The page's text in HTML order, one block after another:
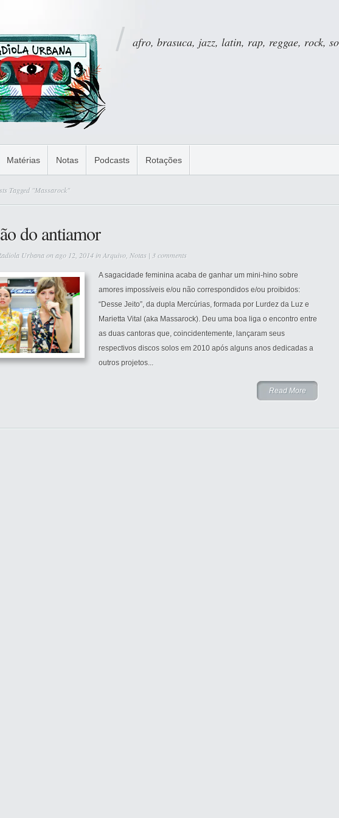
afro, brasuca, jazz, latin, rap, reggae, rock,
Matérias Notas Podcasts Rotações
Tagged "Massarock"
do antiamor
Urbanaon ago 12, 2014 inArquivo Notas | 3 comments
A sagacidade feminina acaba de ganhar um mini-hino sobre
amores impossíveis e/ou não correspondidos e/ou proibidos:
“Desse Jeito”, da dupla Mercúrias, formada por Lurdez da Luz e
Marietta Vital (aka Massarock). Deu uma boa liga o encontro entre
as duas cantoras que, coincidentemente, lançaram seus
respectivos discos solos em 2010 após alguns anos dedicadas a
outros projetos...
Read More